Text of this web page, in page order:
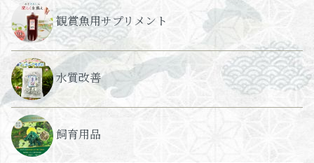
観賞魚用サプリメント
水質改善
飼育用品